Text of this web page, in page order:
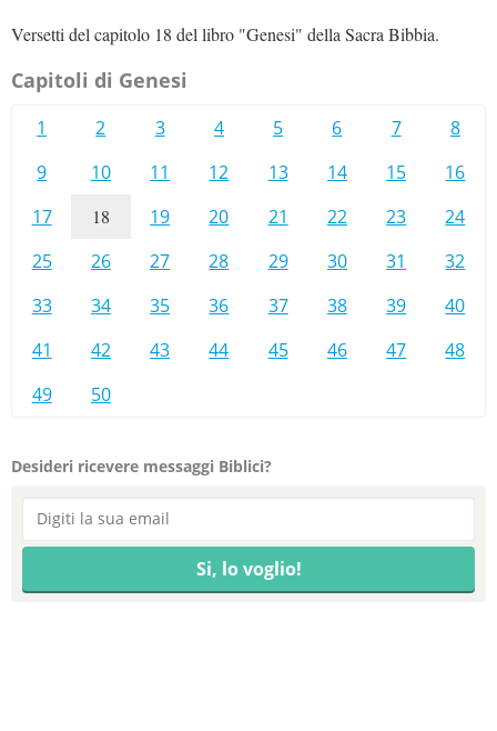
Versetti del capitolo 18 del libro "Genesi" della Sacra Bibbia.
Capitoli di Genesi
1 2 3 4 5 6 7
8
9
10 11 12 13 14 15
16
17
18 19 20 21 22 23
24
25
26 27 28 29 30 31
32
33
34 35 36 37 38 39
40
41
42 43 44 45 46 47
48
49
50
Desideri ricevere messaggi Biblici?